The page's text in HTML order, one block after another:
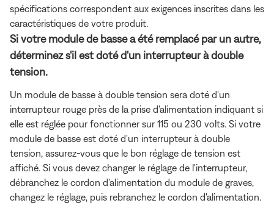
spécifications correspondent aux exigences inscrites dans les
caractéristiques de votre produit.
Si votre module de basse a été remplacé par un autre,
déterminez s'il est doté d'un interrupteur à double
tension.
Un module de basse à double tension sera doté d'un
interrupteur rouge près de la prise d'alimentation indiquant si
elle est réglée pour fonctionner sur 115 ou 230 volts. Si votre
module de basse est doté d'un interrupteur à double
tension, assurez-vous que le bon réglage de tension est
affiché. Si vous devez changer le réglage de l'interrupteur,
débranchez le cordon d'alimentation du module de graves,
changez le réglage, puis rebranchez le cordon d'alimentation.